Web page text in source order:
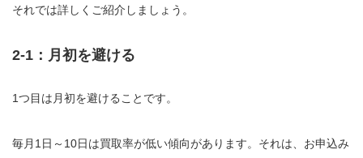
それでは詳しくご紹介しましょう。
2-1：月初を避ける
1つ目は月初を避けることです。
毎月1日～10日は買取率が低い傾向があります。それは、お申込み